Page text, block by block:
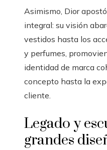
Asimismo, Dior
integral: su visión
vestidos hasta los
y perfumes,
identidad de marca
concepto hasta la
cliente.
Legado y
grandes